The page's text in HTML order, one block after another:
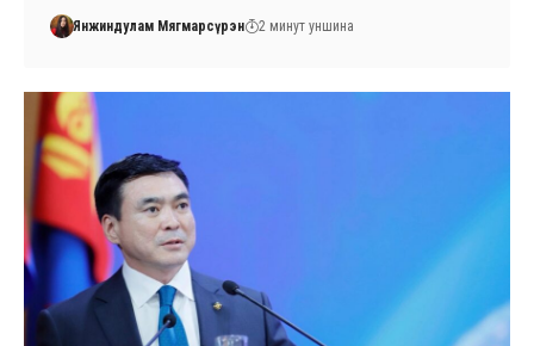
Янжиндулам Мягмарсүрэн 2 минут уншина